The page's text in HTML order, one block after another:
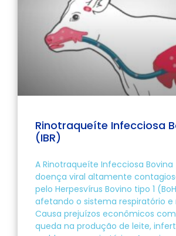
Rinotraqueíte Infecciosa
(IBR)
A Rinotraqueíte Infecciosa Bovina
doença viral altamente
pelo Herpesvírus Bovino tipo 1
afetando o sistema respiratório e
Causa prejuízos econômicos
queda na produção de leite,